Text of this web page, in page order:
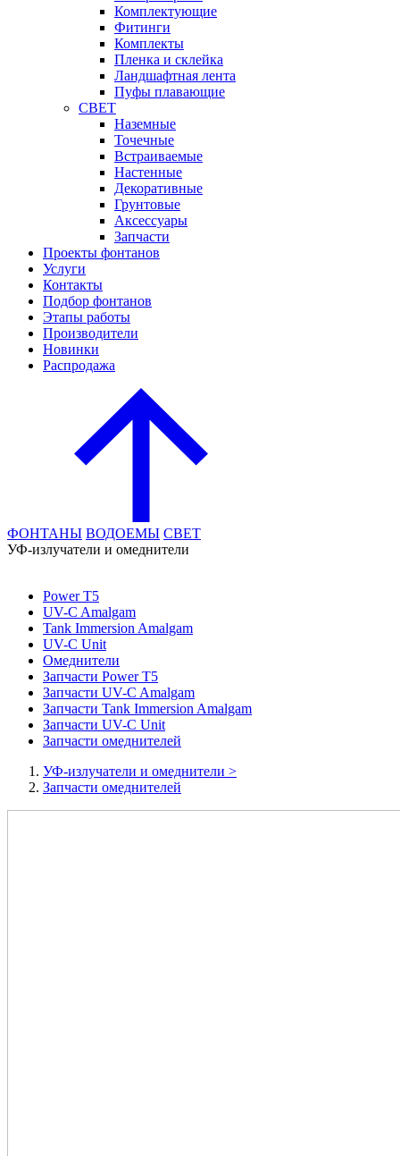
Комплектующие
Фитинги
Комплекты
Пленка и склейка
Ландшафтная лента
Пуфы плавающие
СВЕТ
Наземные
Точечные
Встраиваемые
Настенные
Декоративные
Грунтовые
Аксессуары
Запчасти
Проекты фонтанов
Услуги
Контакты
Подбор фонтанов
Этапы работы
Производители
Новинки
Распродажа
ФОНТАНЫ ВОДОЕМЫ СВЕТ
УФ-излучатели и омеднители
Power T5
UV-C Amalgam
Tank Immersion Amalgam
UV-C Unit
Омеднители
Запчасти Power T5
Запчасти UV-C Amalgam
Запчасти Tank Immersion Amalgam
Запчасти UV-C Unit
Запчасти омеднителей
УФ-излучатели и омеднители >
Запчасти омеднителей